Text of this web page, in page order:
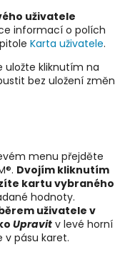
uživatele
informací o polích
Karta uživatele.
uložte kliknutím na
bez uložení změn
menu přejděte
Dvojím kliknutím
kartu vybraného
hodnoty.
uživatele v
Upravit v levé horní
pásu karet.